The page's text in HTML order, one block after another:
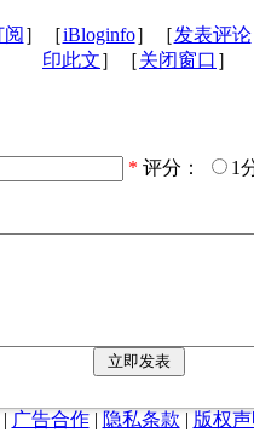
阅 ］［iBloginfo］［发表评论
印此文］［关闭窗口 ］
* 评分：
1
| 广告合作| 隐私条款 | 版权